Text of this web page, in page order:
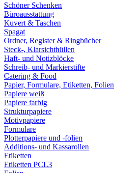
Schöner Schenken
Büroausstattung
Kuvert & Taschen
Spagat
Ordner, Register & Ringbücher
Steck-, Klarsichthüllen
Haft- und Notizblöcke
Schreib- und Markierstifte
Catering & Food
Papier, Formulare, Etiketten, Folien
Papiere weiß
Papiere farbig
Strukturpapiere
Motivpapiere
Formulare
Plotterpapiere und -folien
Additions- und Kassarollen
Etiketten
Etiketten PCL3